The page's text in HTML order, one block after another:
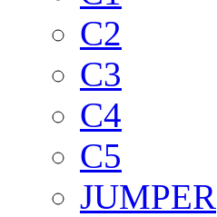
C2
C3
C4
C5
JUMPER